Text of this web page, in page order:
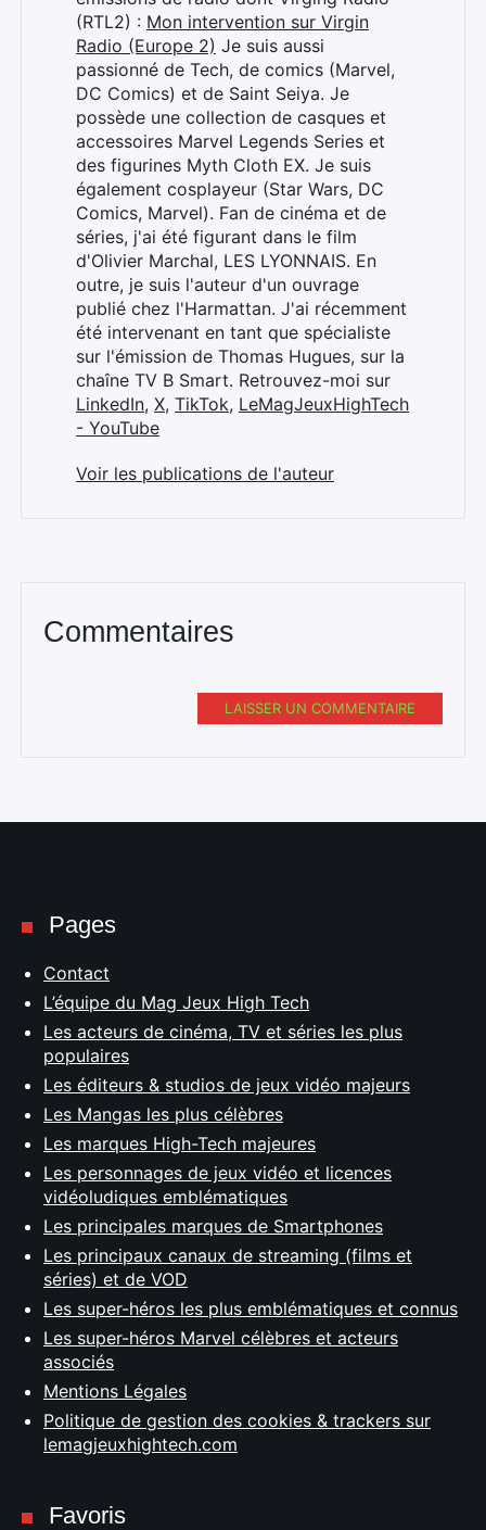
(RTL2) : Mon intervention sur Virgin
Radio (Europe 2) Je suis aussi
passionné de Tech, de comics (Marvel,
DC Comics) et de Saint Seiya. Je
possède une collection de casques et
accessoires Marvel Legends Series et
des figurines Myth Cloth EX. Je suis
également cosplayeur (Star Wars, DC
Comics, Marvel). Fan de cinéma et de
séries, j'ai été figurant dans le film
d'Olivier Marchal, LES LYONNAIS. En
outre, je suis l'auteur d'un ouvrage
publié chez l'Harmattan. J'ai récemment
été intervenant en tant que spécialiste
sur l'émission de Thomas Hugues, sur la
chaîne TV B Smart. Retrouvez-moi sur
LinkedIn, X, TikTok, LeMagJeuxHighTech
- YouTube
Voir les publications de l'auteur
Commentaires
LAISSER UN COMMENTAIRE
Pages
Contact
L’équipe du Mag Jeux High Tech
Les acteurs de cinéma, TV et séries les plus
populaires
Les éditeurs & studios de jeux vidéo majeurs
Les Mangas les plus célèbres
Les marques High-Tech majeures
Les personnages de jeux vidéo et licences
vidéoludiques emblématiques
Les principales marques de Smartphones
Les principaux canaux de streaming (films et
séries) et de VOD
Les super-héros les plus emblématiques et connus
Les super-héros Marvel célèbres et acteurs
associés
Mentions Légales
Politique de gestion des cookies & trackers sur
lemagjeuxhightech.com
Favoris
Rechercher
: